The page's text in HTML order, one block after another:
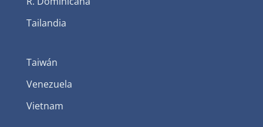
Tailandia
Taiwán
Venezuela
Vietnam